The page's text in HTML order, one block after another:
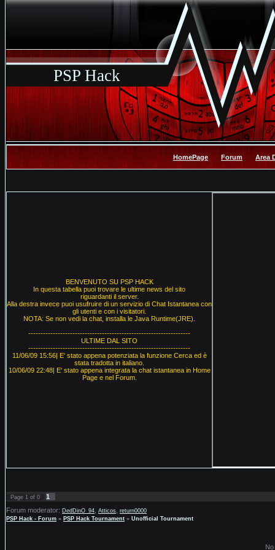
PSP Hack
HomePage Forum Area
BENVENUTO SU PSP HACK
In questa tabella puoi trovare le ultime news del sito
riguardanti il server.
Alla destra invece puoi usufruire di un servizio di Chat Istantanea con
gli utenti e con i visitatori.
NOTA: Se non vedi la chat, installa le Java Runtime(JRE).
------------------------------------------------------------------
ULTIME DAL SITO
------------------------------------------------------------------
11/06/09 15:56| E' stato appena potenziata la funzione Cerca ed è
stata tradotta in italiano.
10/06/09 22:48| E' stato appena integrata la chat istantanea in Home
Page e nel Forum.
Page 1 of 0
1
Forum moderator: DedDinO_94 Atticos return0000
PSP Hack - Forum » PSP Hack Tournament » Unofficial Tournament